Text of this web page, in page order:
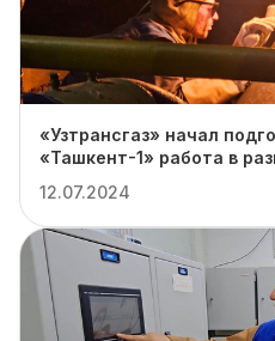
«Узтрансгаз» начал
«Ташкент-1» работа в
12.07.2024